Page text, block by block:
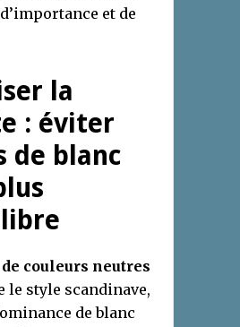
et de
la
: éviter
de blanc
couleurs neutres
le style scandinave,
de blanc